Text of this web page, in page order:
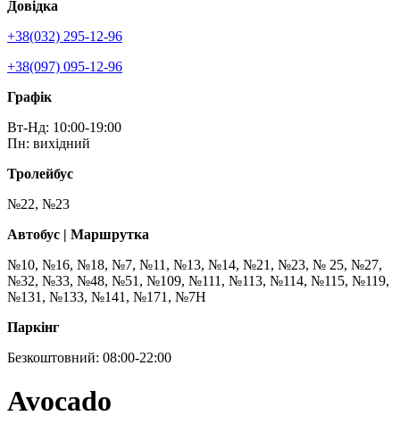
Довідка
+38(032) 295-12-96
+38(097) 095-12-96
Графік
Вт-Нд: 10:00-19:00
Пн: вихідний
Тролейбус
№22, №23
Автобус | Маршрутка
№10, №16, №18, №7, №11, №13, №14, №21, №23, № 25, №27,
№32, №33, №48, №51, №109, №111, №113, №114, №115, №119,
№131, №133, №141, №171, №7Н
Паркінг
Безкоштовний: 08:00-22:00
Avocado